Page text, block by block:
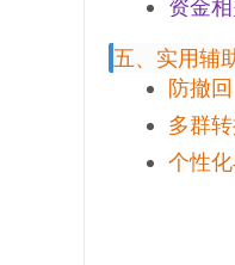
资金
五、实用辅
防撤
多群
个性